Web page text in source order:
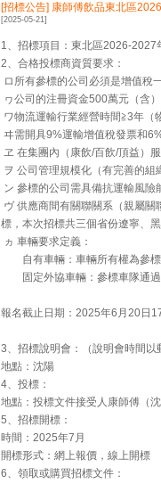
[招標公告] 康師傅飲品東北區
[2025-05-21]
1、招標項目：東北區2026-2027
2、合格投標商資質要求：
ロ所有參標的公司必須是增值稅
ヮ公司的注冊資金500萬元（含
ワ物流運輸行業經營時間≧3年（
ヰ需開具9%運輸增值稅發票和
ヱ 在集團內（康飲/百飲/頂益）
ヲ 公司管理規模化（有完善的
ン 參標的公司需具備抗運輸風
ヴ 供應商間有關聯關系（親屬
標，本次招標共三個省份遼寧、
ヵ 車輛要求定義：
自有車輛：車輛所有權為參
固定外協車輛：參標車隊通過
報名截止日期：2025年6月20日
3、招標說明會：（說明會時間以
地點：沈陽
4、投標：
地點：投標文件接受人康師傅（
5、招標開標：
時間：2025年7月
開標形式：網上報價，線上開標
6、領取或購買招標文件：